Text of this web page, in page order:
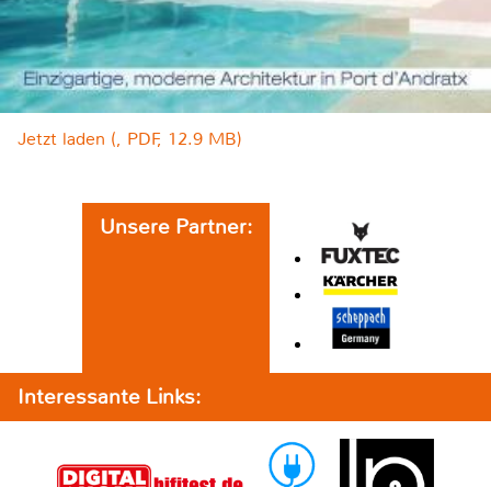
Jetzt laden (, PDF, 12.9 MB)
Unsere Partner:
Interessante Links: